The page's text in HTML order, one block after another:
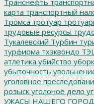
карта транспортный
Тромса тротуар
трудовые ресурсы
Тукалевский Турбин
турфирма тхэквондо
атлетика убийство
убыточность
уголовное
розыск уголоное дело
УЖАСЫ НАШЕГО